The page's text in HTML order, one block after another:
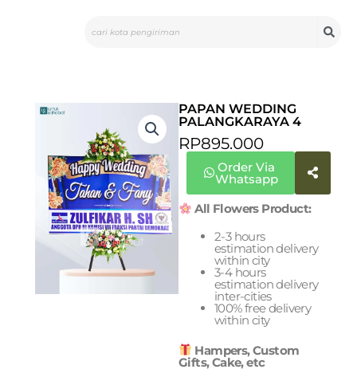
PAPAN WEDDING
PALANGKARAYA 4
RP895.000
Order Via
Whatsapp
All Flowers Product:
2-3 hours
estimation delivery
within city
3-4 hours
estimation delivery
inter-cities
100% free delivery
within city
Hampers, Custom
Gifts, Cake, etc